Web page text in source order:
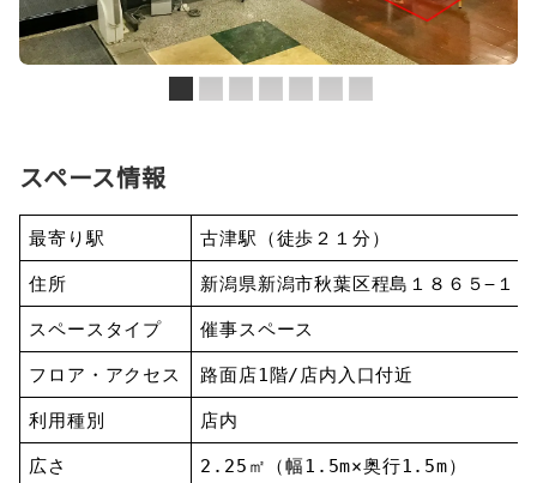
スペース情報
最寄り駅 古津駅（徒歩２１分）
住所 新潟県新潟市秋葉区程島１８６５−１
スペースタイプ 催事スペース
フロア・アクセス 路面店1階/店内入口付近
利用種別 店内
広さ 2.25㎡（幅1.5m×奥行1.5m）